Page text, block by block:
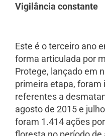
Vigilância constante
Este é o terceiro ano
forma articulada por
Protege, lançado em
primeira etapa, foram
referentes a
agosto de 2015 e
foram 1.414 ações